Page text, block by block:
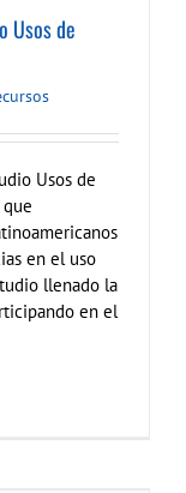
Usos de
Usos de
en el uso
llenado la
en el